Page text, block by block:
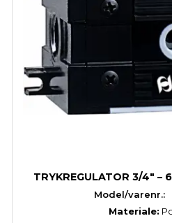
TRYKREGULATOR 3/4" –
Model/varenr.:
Materiale: